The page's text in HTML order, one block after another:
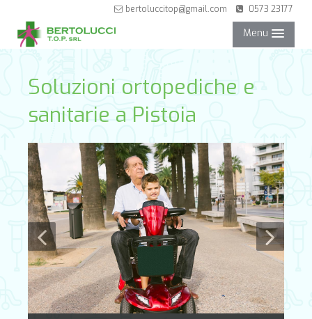
bertoluccitop@gmail.com 0573 23177
Menu
SERVIZI
PARTNER
CONTATTI
Soluzioni ortopediche e
sanitarie a Pistoia